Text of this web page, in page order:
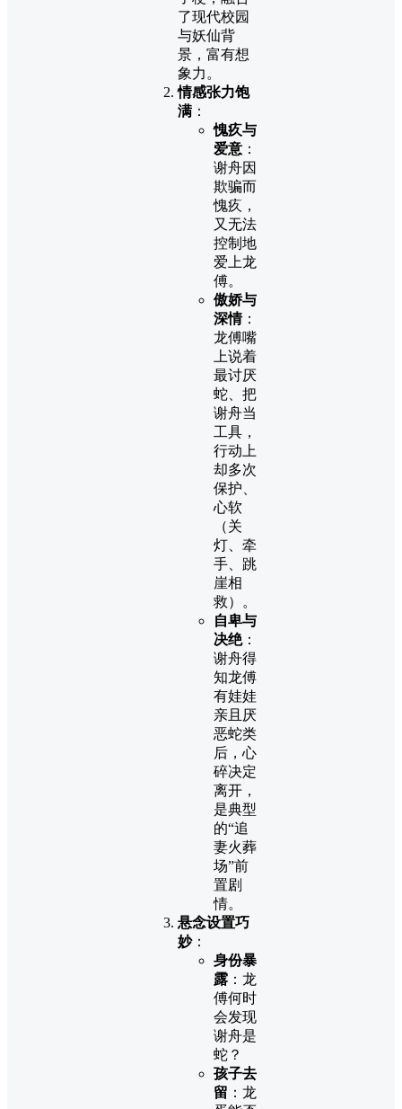
了现代校园
与妖仙背
景，富有想
象力。
情感张力饱
满 ：
愧疚与
爱意 ：
谢舟因
欺骗而
愧疚，
又无法
控制地
爱上龙
傅。
傲娇与
深情：
龙傅嘴
上说着
最讨厌
蛇、把
谢舟当
工具，
行动上
却多次
保护、
心软
（关
灯、牵
手、跳
崖相
救）。
自卑与
决绝：
谢舟得
知龙傅
有娃娃
亲且厌
恶蛇类
后，心
碎决定
离开，
是典型
的“追
妻火葬
场”前
置剧
情。
悬念设置巧
妙：
身份暴
露 ：龙
傅何时
会发现
谢舟是
蛇？
孩子去
留 ：龙